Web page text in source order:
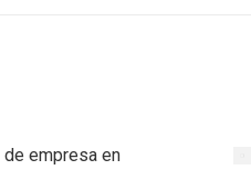
empresa en